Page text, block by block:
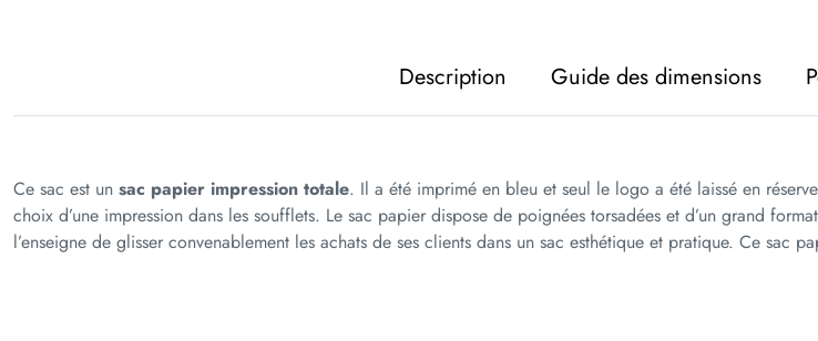
a
e
r
i
Description Guide des dimensions
Ce sac est un sac papier impression totale. Il a été imprimé en bleu et seul le logo a été laissé en
choix d’une impression dans les soufflets. Le sac papier dispose de poignées torsadées et d’un grand
l’enseigne de glisser convenablement les achats de ses clients dans un sac esthétique et pratique. Ce sac